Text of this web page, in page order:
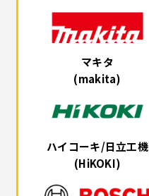
マキタ
(makita)
ハイコーキ/日立工機
(HiKOKI)